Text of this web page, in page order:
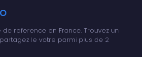
reference en France. Trouvez un
le votre parmi plus de 2